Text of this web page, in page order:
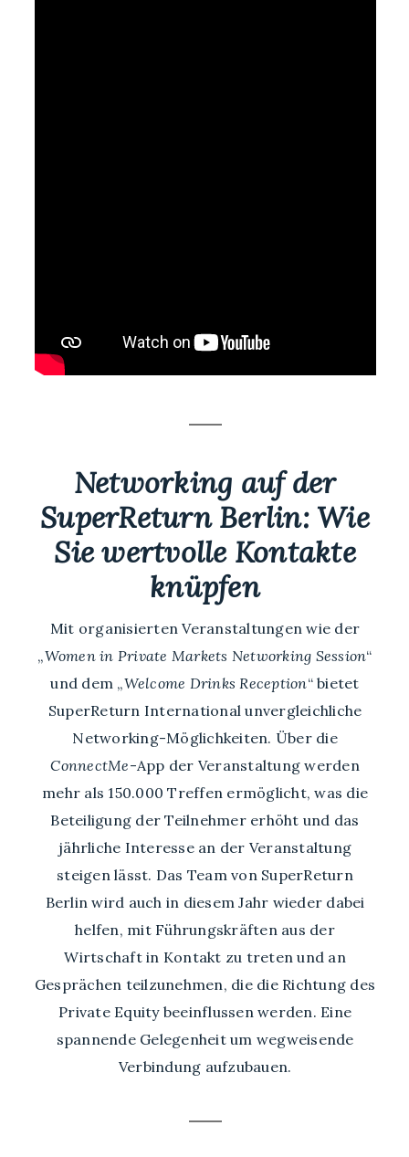
Networking auf der
SuperReturn Berlin: Wie
Sie wertvolle Kontakte
knüpfen
Mit organisierten Veranstaltungen wie der
„Women in Private Markets Networking Session“
und dem „Welcome Drinks Reception“ bietet
SuperReturn International unvergleichliche
Networking-Möglichkeiten. Über die
ConnectMe-App der Veranstaltung werden
mehr als 150.000 Treffen ermöglicht, was die
Beteiligung der Teilnehmer erhöht und das
jährliche Interesse an der Veranstaltung
steigen lässt. Das Team von SuperReturn
Berlin wird auch in diesem Jahr wieder dabei
helfen, mit Führungskräften aus der
Wirtschaft in Kontakt zu treten und an
Gesprächen teilzunehmen, die die Richtung des
Private Equity beeinflussen werden. Eine
spannende Gelegenheit um wegweisende
Verbindung aufzubauen.